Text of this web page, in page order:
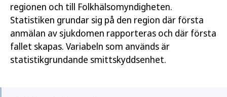
regionen och till Folkhälsomyndigheten.
Statistiken grundar sig på den region där första
anmälan av sjukdomen rapporteras och där första
fallet skapas. Variabeln som används är
statistikgrundande smittskyddsenhet.